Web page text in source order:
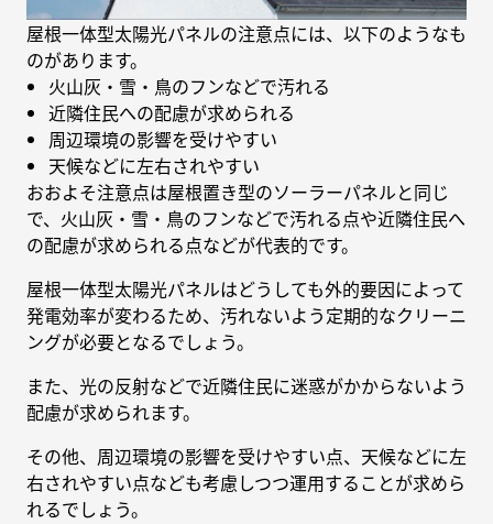
屋根一体型太陽光パネルの注意点には、以下のようなも
のがあります。
火山灰・雪・鳥のフンなどで汚れる
近隣住民への配慮が求められる
周辺環境の影響を受けやすい
天候などに左右されやすい
おおよそ注意点は屋根置き型のソーラーパネルと同じ
で、火山灰・雪・鳥のフンなどで汚れる点や近隣住民へ
の配慮が求められる点などが代表的です。
屋根一体型太陽光パネルはどうしても外的要因によって
発電効率が変わるため、汚れないよう定期的なクリーニ
ングが必要となるでしょう。
また、光の反射などで近隣住民に迷惑がかからないよう
配慮が求められます。
その他、周辺環境の影響を受けやすい点、天候などに左
右されやすい点なども考慮しつつ運用することが求めら
れるでしょう。